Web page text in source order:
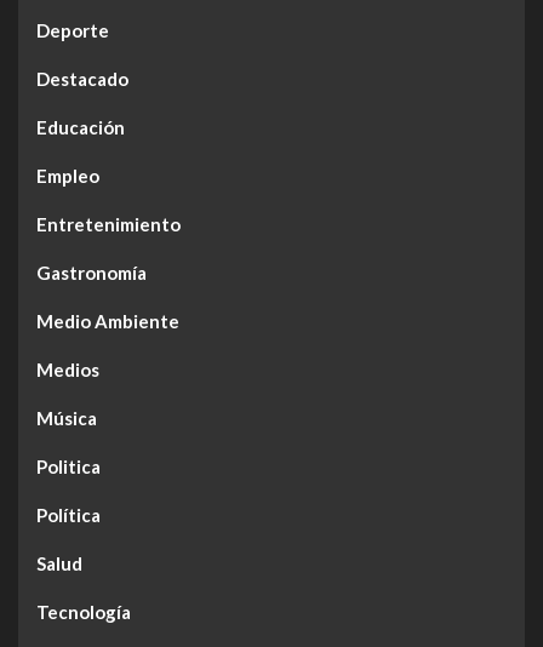
Deporte
Destacado
Educación
Empleo
Entretenimiento
Gastronomía
Medio Ambiente
Medios
Música
Politica
Política
Salud
Tecnología